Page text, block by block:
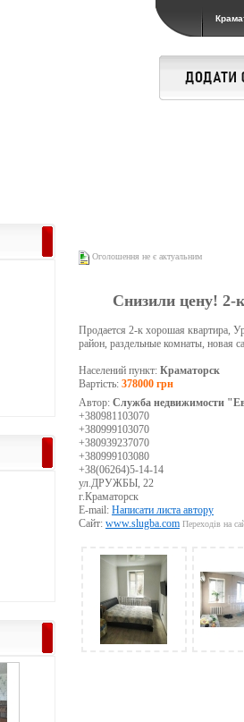
Оголошення не є актуальним
Снизили цену! 2-
Продается 2-к хорошая квартира,
район, раздельные комнаты, новая
Населений пункт: Краматорск
Вартість: 378000 грн
Автор: Служба недвижимости
+380981103070
+380999103070
+380939237070
+380999103080
+38(06264)5-14-14
ул.ДРУЖБЫ, 22
г.Краматорск
E-mail: Написати листа автору
Сайт: www.slugba.com Переходів на